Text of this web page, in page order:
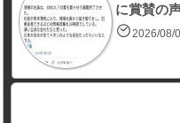
に賞賛の
2026/08/